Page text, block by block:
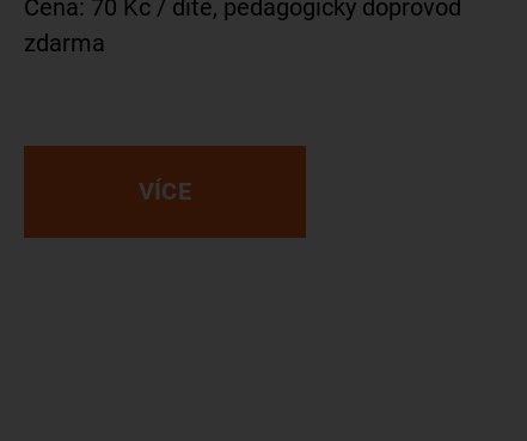
Cena: 70 Kč / dítě, pedagogický doprovod
zdarma
VÍCE